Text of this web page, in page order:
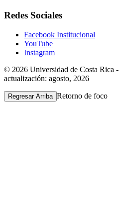
Redes Sociales
Facebook Institucional
YouTube
Instagram
© 2026 Universidad de Costa Rica -
actualización: agosto, 2026
Regresar Arriba Retorno de foco